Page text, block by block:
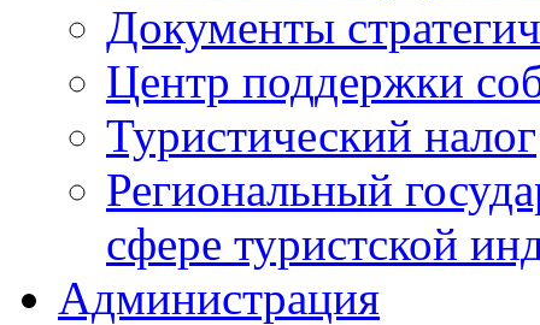
Документы
Центр поддержки
Туристический налог
Региональный
сфере туристской
Администрация